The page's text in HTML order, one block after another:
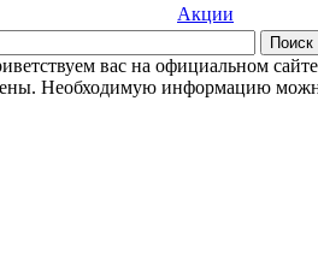
Акции
вас на официальном
Необходимую информацию